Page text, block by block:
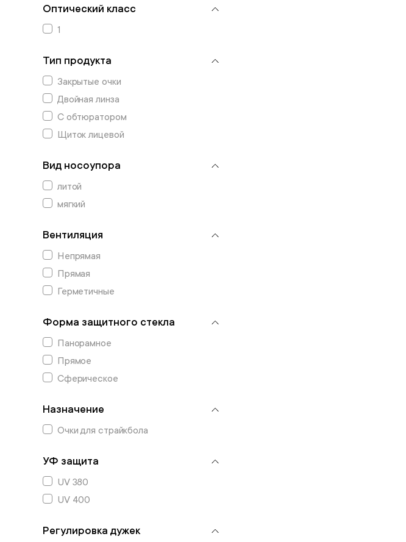
Оптический класс
1
Тип продукта
Закрытые очки
Двойная линза
С обтюратором
Щиток лицевой
Вид носоупора
литой
мягкий
Вентиляция
Непрямая
Прямая
Герметичные
Форма защитного стекла
Панорамное
Прямое
Сферическое
Назначение
Очки для страйкбола
УФ защита
UV 380
UV 400
Регулировка дужек